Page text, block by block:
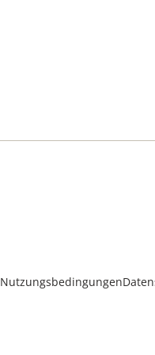
Nutzungsbedingungen